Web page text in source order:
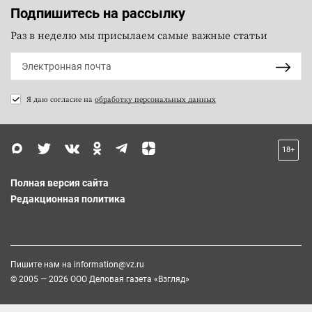
Подпишитесь на рассылку
Раз в неделю мы присылаем самые важные статьи
Я даю согласие на обработку персональных данных
18+
Полная версия сайта
Редакционная политика
Пишите нам на information@vz.ru
© 2005 — 2026 ООО Деловая газета «Взгляд»